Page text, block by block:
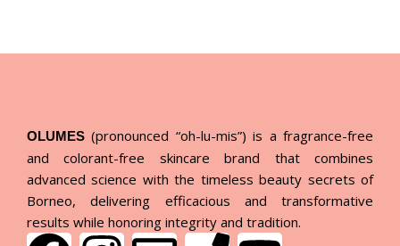
OLUMES (pronounced “oh-lu-mis”) is a fragrance-free
and colorant-free skincare brand that combines
advanced science with the timeless beauty secrets of
Borneo, delivering efficacious and transformative
results while honoring integrity and tradition.